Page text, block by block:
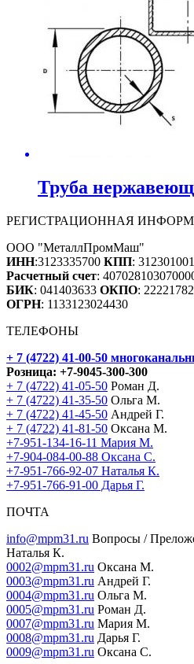
Труба
РЕГИСТРАЦИОННАЯ
ООО "МеталлПромМаш"
ИНН:3123335700 КПП: 312301001
Расчетный счет:
БИК: 041403633 ОКПО: 22221782
ОГРН: 1133123024430
ТЕЛЕФОНЫ
+ 7 (4722) 41-00-50
Розница: +7-9045-300-300
+ 7 (4722) 41-05-50 Роман Д.
+ 7 (4722) 41-35-50 Ольга М.
+ 7 (4722) 41-45-50 Андрей Г.
+ 7 (4722) 41-81-50 Оксана М.
+7-951-134-16-11 Мария М.
+7-904-084-00-88 Оксана С.
+7-951-766-92-07 Наталья К.
+7-951-766-91-00 Дарья Г.
ПОЧТА
info@mpm31.ru Вопросы /
Наталья К.
0002@mpm31.ru Оксана М.
0003@mpm31.ru Андрей Г.
0004@mpm31.ru Ольга М.
0005@mpm31.ru Роман Д.
0007@mpm31.ru Мария М.
0008@mpm31.ru Дарья Г.
0009@mpm31.ru Оксана С.